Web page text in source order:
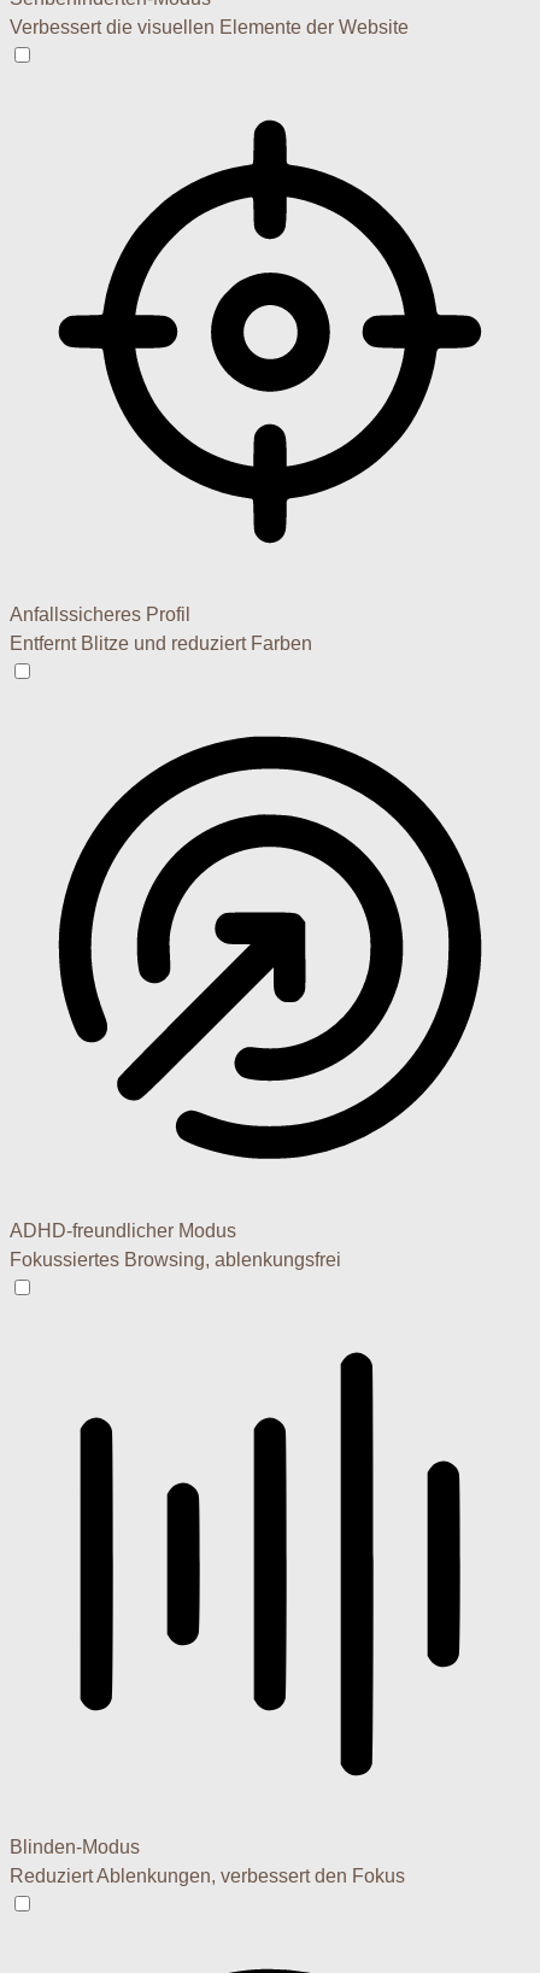
Verbessert die visuellen Elemente der Website
Anfallssicheres Profil
Entfernt Blitze und reduziert Farben
ADHD-freundlicher Modus
Fokussiertes Browsing, ablenkungsfrei
Blinden-Modus
Reduziert Ablenkungen, verbessert den Fokus